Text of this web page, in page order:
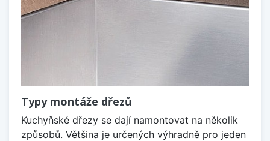
Typy montáže dřezů
Kuchyňské dřezy se dají namontovat na několik
způsobů. Většina je určených výhradně pro jeden